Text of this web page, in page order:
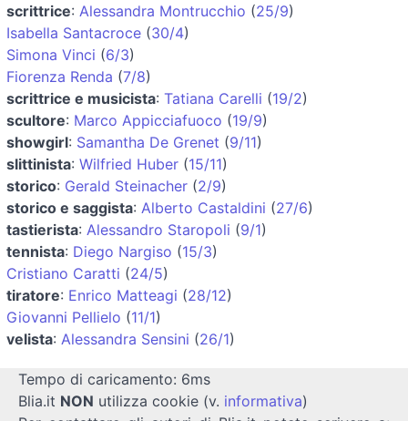
scrittrice: Alessandra Montrucchio (25/9)
Isabella Santacroce (30/4)
Simona Vinci (6/3)
Fiorenza Renda (7/8)
scrittrice e musicista: Tatiana Carelli (19/2)
scultore: Marco Appicciafuoco (19/9)
showgirl: Samantha De Grenet (9/11)
slittinista: Wilfried Huber (15/11)
storico: Gerald Steinacher (2/9)
storico e saggista: Alberto Castaldini (27/6)
tastierista: Alessandro Staropoli (9/1)
tennista: Diego Nargiso (15/3)
Cristiano Caratti (24/5)
tiratore: Enrico Matteagi (28/12)
Giovanni Pellielo (11/1)
velista: Alessandra Sensini (26/1)
Tempo di caricamento: 6ms
Blia.it NON utilizza cookie (v. informativa)